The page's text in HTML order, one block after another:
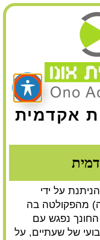
אקדמית
על ידי
(ממוצע 85 ומעלה) מהפקולטה בה
נפגש עם
של שעתיים, על